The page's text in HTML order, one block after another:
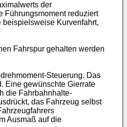
der
Führungsmoment reduziert
Kurvenfahrt,
Fahrspur gehalten werden
Steuerung. Das
Eine gewünschte Gierrate
die Fahrbahnhalte-
das Fahrzeug selbst
Ausmaß auf die